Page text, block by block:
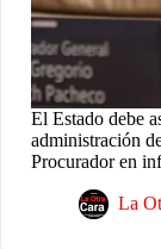
El Estado debe
administración
Procurador en
La